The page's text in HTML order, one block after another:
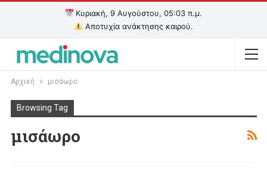
Κυριακή, 9 Αυγούστου, 05:03 π.μ.
Αποτυχία ανάκτησης καιρού.
Αρχική μισάωρο
Browsing Tag
μισάωρο